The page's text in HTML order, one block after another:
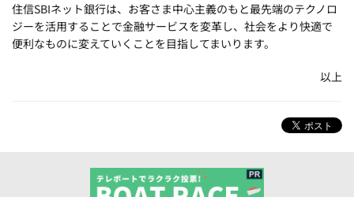
住信SBIネット銀行は、お客さま中心主義のもと最先端のテクノロ
ジーを活用することで金融サービスを変革し、社会をより快適で
便利なものに変えていくことを目指してまいります。
以上